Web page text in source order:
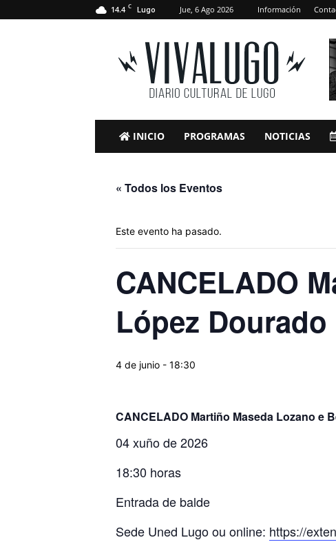
14.4 C Lugo Jue, 6 Ago 2026 Información
VivaLugo
INICIO PROGRAMAS NOTICIAS
« Todos los Eventos
Este evento ha pasado.
CANCELADO
López
4 de junio - 18:30
CANCELADO Martiño Maseda Lozano e
04 xuño de 2026
18:30 horas
Entrada de balde
Sede Uned Lugo ou online: https://